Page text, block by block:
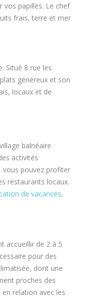
vos papilles. Le chef
frais, terre et mer
Situé 8 rue les
généreux et son
locaux et de
balnéaire
activités
, vous pouvez profiter
restaurants locaux.
de vacances,
accueillir de 2 à 5
pour des
dont une
proches des
relation avec les